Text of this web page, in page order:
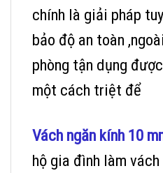
chính là giải pháp
bảo độ an toàn
phòng tận dụng
một cách triệt để
Vách ngăn kính 10
hộ gia đình làm vách